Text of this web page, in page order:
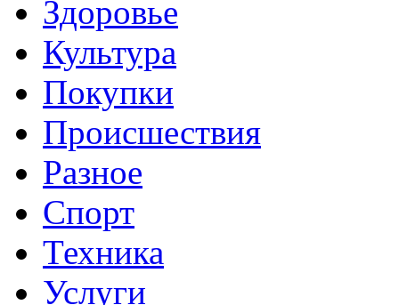
Здоровье
Культура
Покупки
Происшествия
Разное
Спорт
Техника
Услуги